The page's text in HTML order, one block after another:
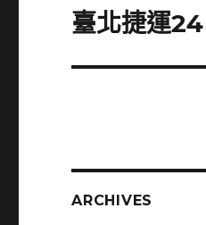
Next
臺北捷運
ARCHIVES